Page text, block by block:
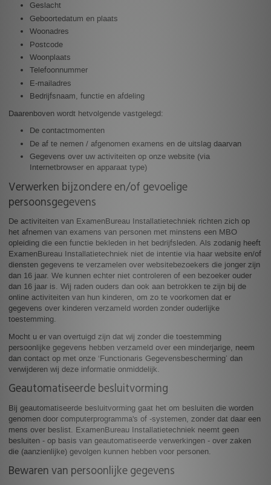
Geslacht
Geboortedatum en plaats
Woonadres
Postcode
Woonplaats
Telefoonnummer
E-mailadres
Bedrijfsnaam, functie en afdeling
Daarenboven wordt hetvolgende vastgelegd:
De contactmomenten
De af te nemen / afgenomen examens en de uitslag daarvan
Gegevens over uw activiteiten op onze website (via
Internetbrowser en apparaat type)
Verwerken bijzondere en/of gevoelige
persoonsgegevens
De activiteiten van ExamenBureau Installatietechniek richten zich op
het afnemen van examens van personen met minstens een MBO
opleiding die een functie bekleden in het bedrijfsleden. Als zodanig heeft
ExamenBureau Installatietechniek niet de intentie via haar website en/of
diensten gegevens te verzamelen over websitebezoekers die jonger zijn
dan 16 jaar. We kunnen echter niet controleren of een bezoeker ouder
dan 16 jaar is. Wij raden ouders dan ook aan betrokken te zijn bij de
online activiteiten van hun kinderen, om zo te voorkomen dat er
gegevens over kinderen verzameld worden zonder ouderlijke
toestemming.
Mocht u er van overtuigd zijn dat wij zonder die toestemming
persoonlijke gegevens hebben verzameld over een minderjarige, neem
dan contact op met onze ‘Functionaris Gegevensbescherming’ dan
verwijderen wij deze informatie onmiddelijk.
Geautomatiseerde besluitvorming
Bij geautomatiseerde besluitvorming gaat het om besluiten die worden
genomen door computerprogramma's of -systemen, zonder dat daar een
mens over beslist. ExamenBureau Installatietechniek neemt geen
besluiten - op basis van geautomatiseerde verwerkingen - over zaken
die (aanzienlijke) gevolgen kunnen hebben voor personen.
Bewaren van persoonlijke gegevens